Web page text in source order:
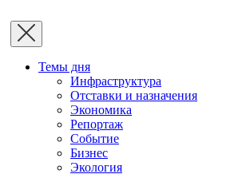
Темы дня
Инфраструктура
Отставки и назначения
Экономика
Репортаж
Событие
Бизнес
Экология